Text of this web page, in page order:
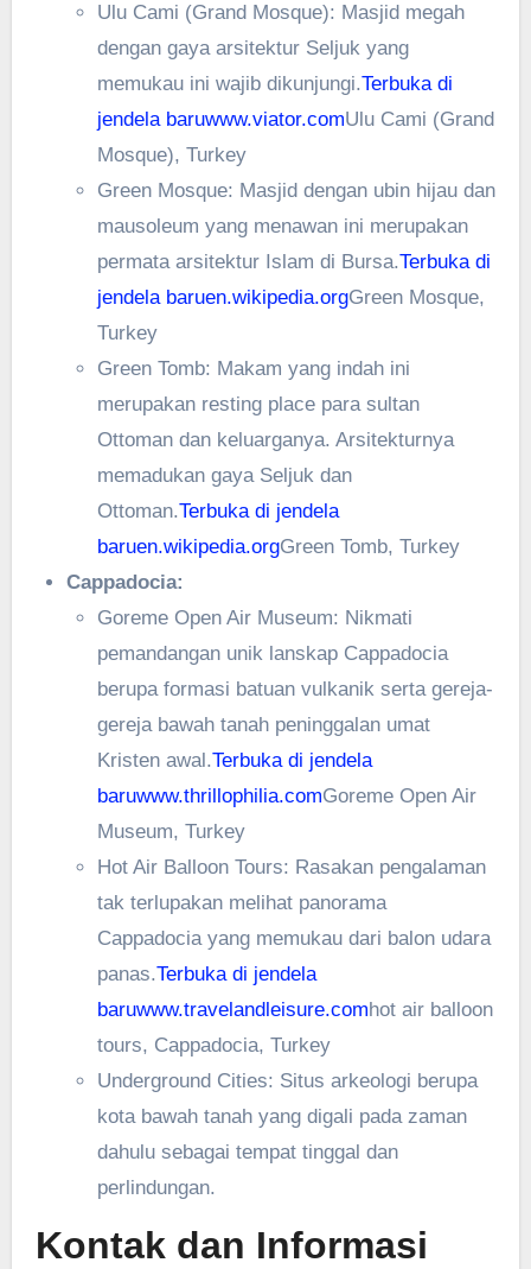
Ulu Cami (Grand Mosque): Masjid megah
dengan gaya arsitektur Seljuk yang
memukau ini wajib dikunjungi.Terbuka di
jendela baruwww.viator.comUlu Cami (Grand
Mosque), Turkey
Green Mosque: Masjid dengan ubin hijau dan
mausoleum yang menawan ini merupakan
permata arsitektur Islam di Bursa.Terbuka di
jendela baruen.wikipedia.orgGreen Mosque,
Turkey
Green Tomb: Makam yang indah ini
merupakan resting place para sultan
Ottoman dan keluarganya. Arsitekturnya
memadukan gaya Seljuk dan
Ottoman.Terbuka di jendela
baruen.wikipedia.orgGreen Tomb, Turkey
Cappadocia:
Goreme Open Air Museum: Nikmati
pemandangan unik lanskap Cappadocia
berupa formasi batuan vulkanik serta gereja-
gereja bawah tanah peninggalan umat
Kristen awal.Terbuka di jendela
baruwww.thrillophilia.comGoreme Open Air
Museum, Turkey
Hot Air Balloon Tours: Rasakan pengalaman
tak terlupakan melihat panorama
Cappadocia yang memukau dari balon udara
panas.Terbuka di jendela
baruwww.travelandleisure.comhot air balloon
tours, Cappadocia, Turkey
Underground Cities: Situs arkeologi berupa
kota bawah tanah yang digali pada zaman
dahulu sebagai tempat tinggal dan
perlindungan.
Kontak dan Informasi